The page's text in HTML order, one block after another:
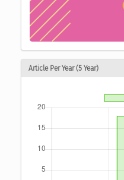
Article Per Year (5 Year)